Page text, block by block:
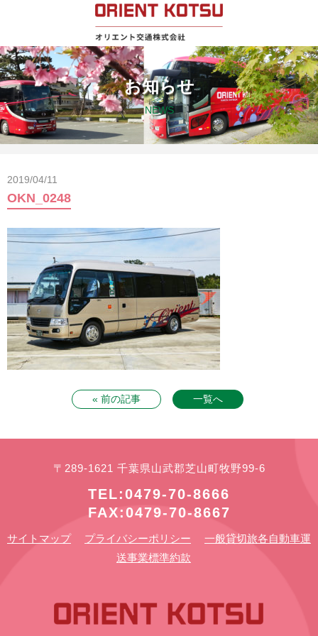
お知らせ
NEWS
2019/04/11
OKN_0248
« 前の記事 一覧へ
〒289-1621 千葉県山武郡芝山町牧野99-6
TEL:0479-70-8666
FAX:0479-70-8667
サイトマップ プライバシーポリシー
一般貸切旅各自動車運
送事業標準約款